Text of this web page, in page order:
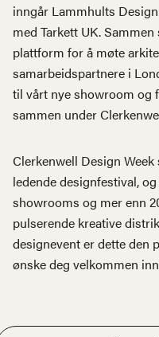
inngår Lammhults
med Tarkett UK.
plattform for å møte
samarbeidspartnere i
til vårt nye showroom og
sammen under
Clerkenwell Design
ledende designfestival,
showrooms og mer enn
pulserende kreative
designevent er dette den
ønske deg velkommen